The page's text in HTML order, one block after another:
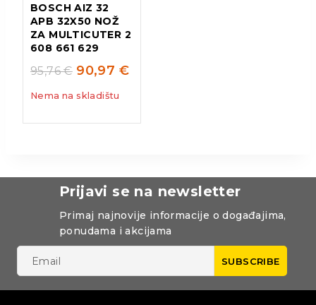
BOSCH AIZ 32
APB 32X50 NOŽ
ZA MULTICUTER 2
608 661 629
95,76€ 90,97 €
Nema na skladištu
Prijavi se na newsletter
Primaj najnovije informacije o događajima,
ponudama i akcijama